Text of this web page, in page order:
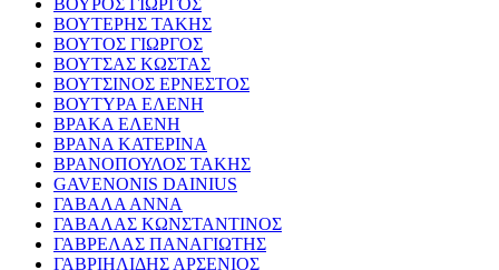
ΒΟΥΡΟΣ ΓΙΩΡΓΟΣ
ΒΟΥΤΕΡΗΣ ΤΑΚΗΣ
ΒΟΥΤΟΣ ΓΙΩΡΓΟΣ
ΒΟΥΤΣΑΣ ΚΩΣΤΑΣ
ΒΟΥΤΣΙΝΟΣ ΕΡΝΕΣΤΟΣ
ΒΟΥΤΥΡΑ ΕΛΕΝΗ
ΒΡΑΚΑ ΕΛΕΝΗ
ΒΡΑΝΑ ΚΑΤΕΡΙΝΑ
ΒΡΑΝΟΠΟΥΛΟΣ ΤΑΚΗΣ
GAVENONIS DAINIUS
ΓΑΒΑΛΑ ΑΝΝΑ
ΓΑΒΑΛΑΣ ΚΩΝΣΤΑΝΤΙΝΟΣ
ΓΑΒΡΕΛΑΣ ΠΑΝΑΓΙΩΤΗΣ
ΓΑΒΡΙΗΛΙΔΗΣ ΑΡΣΕΝΙΟΣ